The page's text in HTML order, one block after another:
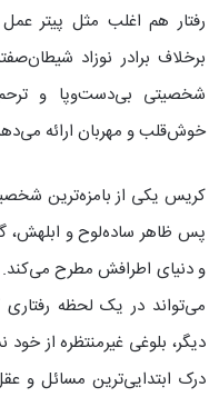
رفتار هم اغلب مثل پیتر
برخلاف برادر نوزاد
شخصیتی بی‌دست‌وپا و
خوش‌قلب و مهربان ارائه
کریس یکی از بامزه‌ترین
پس ظاهر ساده‌لوح و ابلهش،
و دنیای اطرافش مطرح
می‌تواند در یک لحظه رفتاری
دیگر، بلوغی غیرمنتظره از
درک ابتدایی‌ترین مسائل و